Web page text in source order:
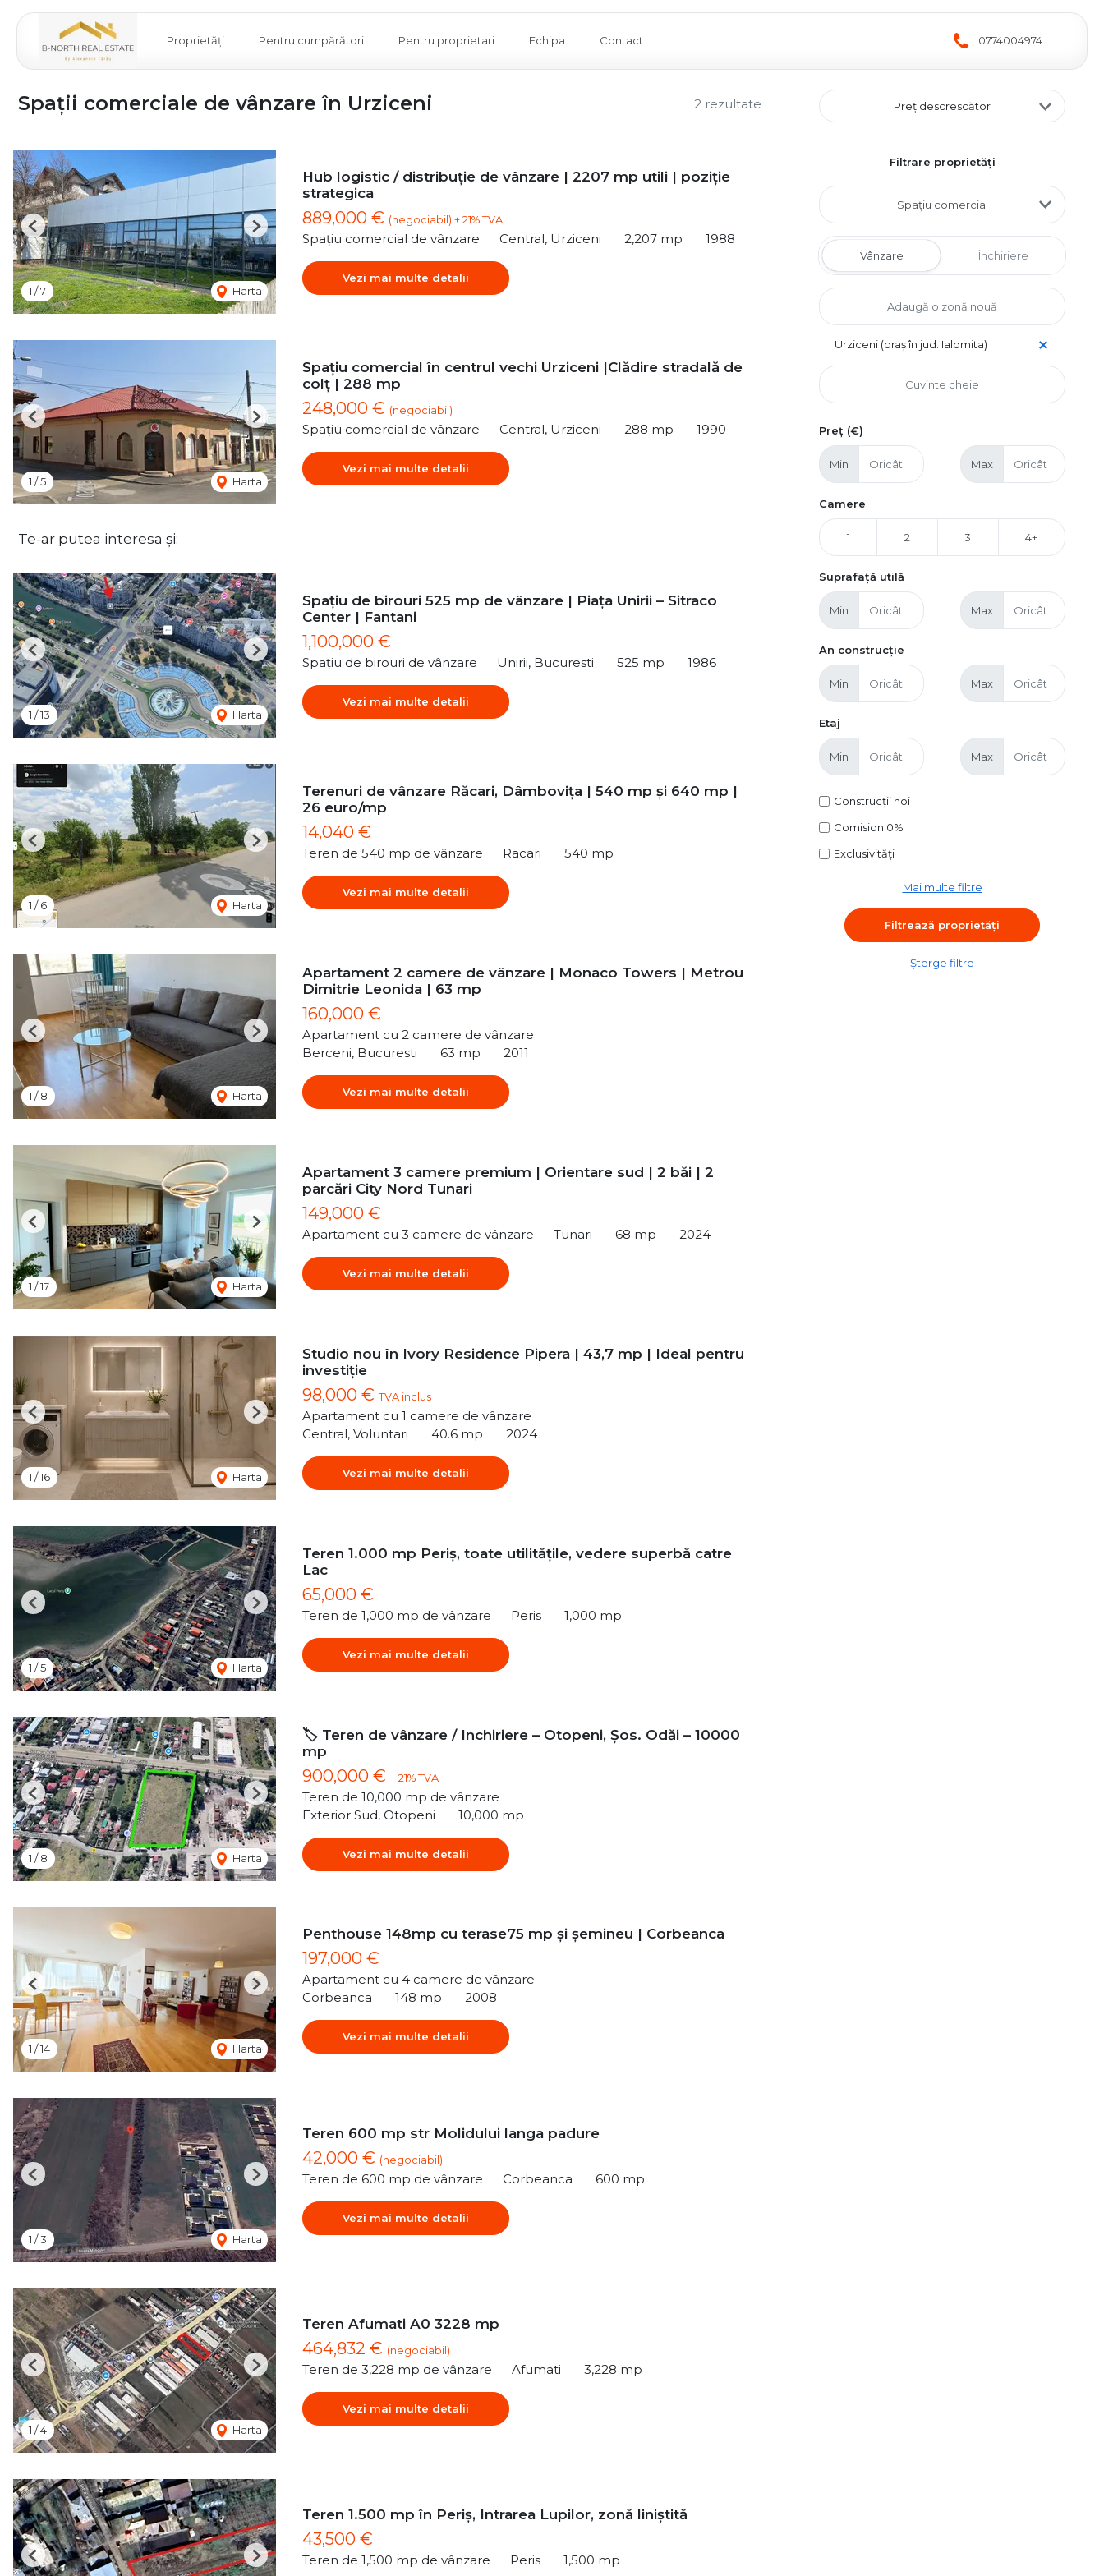
Proprietăți Pentru cumpărători Pentru proprietari Echipa Contact 0774004974
2 rezultate
Spații comerciale de vânzare în Urziceni Preț descrescător
1 /7 Harta
Previous Next
Hub logistic / distribuție de vânzare | 2207 mp utili | poziție
strategica
889,000 € (negociabil) + 21% TVA
Spațiu comercial de vânzare Central, Urziceni 2,207 mp 1988
Vezi mai multe detalii
1 /5 Harta
Previous Next
Spațiu comercial în centrul vechi Urziceni |Clădire stradală de
colț | 288 mp
248,000 € (negociabil)
Spațiu comercial de vânzare Central, Urziceni 288 mp 1990
Vezi mai multe detalii
Te-ar putea interesa și:
1 /13 Harta
Previous Next
Spațiu de birouri 525 mp de vânzare | Piața Unirii – Sitraco
Center | Fantani
1,100,000 €
Spațiu de birouri de vânzare Unirii, Bucuresti 525 mp 1986
Vezi mai multe detalii
1 /6 Harta
Previous Next
Terenuri de vânzare Răcari, Dâmbovița | 540 mp și 640 mp |
26 euro/mp
14,040 €
Teren de 540 mp de vânzare Racari 540 mp
Vezi mai multe detalii
1 /8 Harta
Previous Next
Apartament 2 camere de vânzare | Monaco Towers | Metrou
Dimitrie Leonida | 63 mp
160,000 €
Apartament cu 2 camere de vânzare
Berceni, Bucuresti
63 mp 2011
Vezi mai multe detalii
1 /17 Harta
Previous Next
Apartament 3 camere premium | Orientare sud | 2 băi | 2
parcări City Nord Tunari
149,000 €
Apartament cu 3 camere de vânzare Tunari 68 mp 2024
Vezi mai multe detalii
1 /16 Harta
Previous Next
Studio nou în Ivory Residence Pipera | 43,7 mp | Ideal pentru
investiție
98,000 € TVA inclus
Apartament cu 1 camere de vânzare
Central, Voluntari
40.6 mp 2024
Vezi mai multe detalii
1 /5 Harta
Previous Next
Teren 1.000 mp Periș, toate utilitățile, vedere superbă catre
Lac
65,000 €
Teren de 1,000 mp de vânzare Peris 1,000 mp
Vezi mai multe detalii
1 /8 Harta
Previous Next
🏷️ Teren de vânzare / Inchiriere – Otopeni, Șos. Odăi – 10000
mp
900,000 € + 21% TVA
Teren de 10,000 mp de vânzare
Exterior Sud, Otopeni
10,000 mp
Vezi mai multe detalii
1 /14 Harta
Previous Next
Penthouse 148mp cu terase75 mp și șemineu | Corbeanca
197,000 €
Apartament cu 4 camere de vânzare
Corbeanca
148 mp 2008
Vezi mai multe detalii
1 /3 Harta
Previous Next
Teren 600 mp str Molidului langa padure
42,000 € (negociabil)
Teren de 600 mp de vânzare Corbeanca 600 mp
Vezi mai multe detalii
1 /4 Harta
Previous Next
Teren Afumati A0 3228 mp
464,832 € (negociabil)
Teren de 3,228 mp de vânzare Afumati 3,228 mp
Vezi mai multe detalii
Previous Next
Teren 1.500 mp în Periș, Intrarea Lupilor, zonă liniștită
43,500 €
Teren de 1,500 mp de vânzare Peris 1,500 mp
Filtrare proprietăți
Spațiu comercial
Vânzare Închiriere
Urziceni (oraș în jud. Ialomita)
Preț (€)
Min Max
Camere
1 2 3 4+
Suprafață utilă
Min Max
An construcție
Min Max
Etaj
Min Max
Construcții noi
Comision 0%
Exclusivități
Mai multe filtre
Șterge filtre